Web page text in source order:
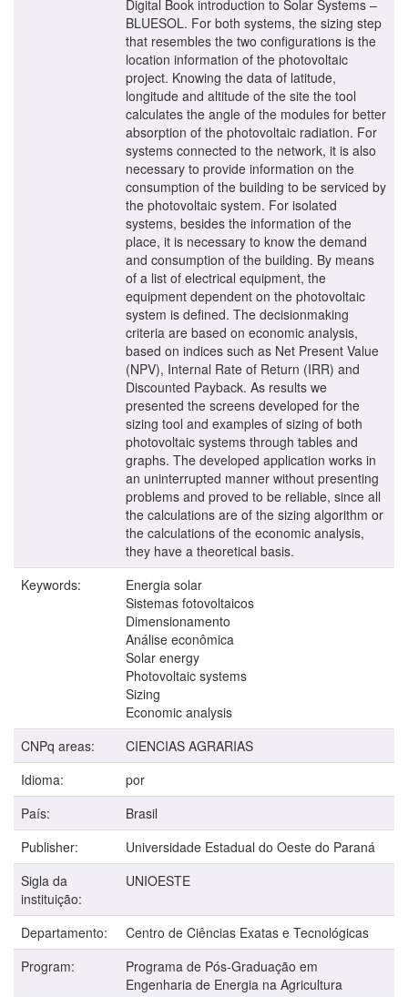
Digital Book introduction to Solar Systems –
BLUESOL. For both systems, the sizing step
that resembles the two configurations is the
location information of the photovoltaic
project. Knowing the data of latitude,
longitude and altitude of the site the tool
calculates the angle of the modules for better
absorption of the photovoltaic radiation. For
systems connected to the network, it is also
necessary to provide information on the
consumption of the building to be serviced by
the photovoltaic system. For isolated
systems, besides the information of the
place, it is necessary to know the demand
and consumption of the building. By means
of a list of electrical equipment, the
equipment dependent on the photovoltaic
system is defined. The decisionmaking
criteria are based on economic analysis,
based on indices such as Net Present Value
(NPV), Internal Rate of Return (IRR) and
Discounted Payback. As results we
presented the screens developed for the
sizing tool and examples of sizing of both
photovoltaic systems through tables and
graphs. The developed application works in
an uninterrupted manner without presenting
problems and proved to be reliable, since all
the calculations are of the sizing algorithm or
the calculations of the economic analysis,
they have a theoretical basis.
Keywords:
Energia solar
Sistemas fotovoltaicos
Dimensionamento
Análise econômica
Solar energy
Photovoltaic systems
Sizing
Economic analysis
CNPq areas:
CIENCIAS AGRARIAS
Idioma:
por
País:
Brasil
Publisher:
Universidade Estadual do Oeste do Paraná
Sigla da
instituição:
UNIOESTE
Departamento:
Centro de Ciências Exatas e Tecnológicas
Program:
Programa de Pós-Graduação em
Engenharia de Energia na Agricultura